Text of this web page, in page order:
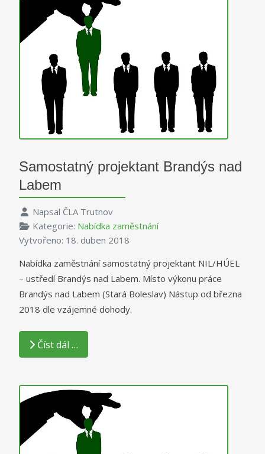
Samostatný projektant Brandýs nad
Labem
Napsal ČLA Trutnov
Kategorie: Nabídka zaměstnání
Vytvořeno: 18. duben 2018
Nabídka zaměstnání samostatný projektant NIL/HÚEL
– ustředí Brandýs nad Labem. Místo výkonu práce
Brandýs nad Labem (Stará Boleslav) Nástup od března
2018 dle vzájemné dohody.
Číst dál …